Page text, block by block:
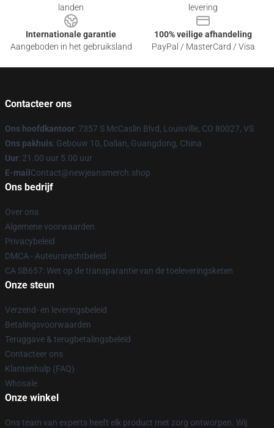
landen
levering
Internationale garantie
Aangeboden in het gebruiksland
100% veilige afhandeling
PayPal / MasterCard / Visa
Contacteer ons
Ons hoofdkantoor: 7357 S McCaslin Blvd, Louisville, CO 80027, VS
Ons pakhuis: Gebouw 10, Dalian, Guangdong, China
Uur: 21.00 uur 5.00 uur
E-mail Contact@newjeansmerch.shop
Ons bedrijf
Over ons
Algemene voorwaarden
Privacybeleid
DMCA - Auteursrechtbeleid
CA SB657: Wet op de transparantie van de toeleveringsketen
Onze steun
Verzend- en leveringsbeleid
Betalingsvoorwaarden
Teruggave & terugbetalingsbeleid
Contacteer ons
Klantenhulp (FAQ)
Whosale
Onze winkel
Ons team van experts heeft elk product met zorg ontworpen. Wij